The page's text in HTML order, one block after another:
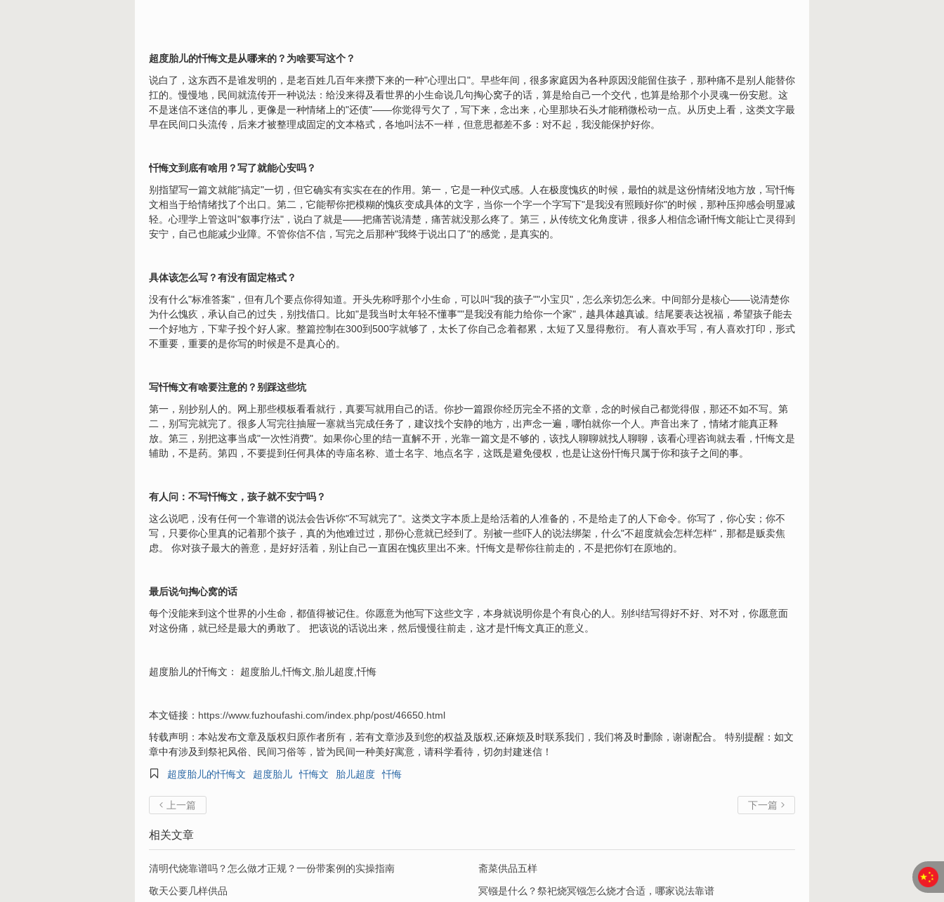
超度胎儿的忏悔文是从哪来的？为啥要写这个？
说白了，这东西不是谁发明的，是老百姓几百年来攒下来的一种"心理出口"。早些年间，很多家庭因为各种原因没能留住孩子，那种痛不是别人能替你
扛的。慢慢地，民间就流传开一种说法：给没来得及看世界的小生命说几句掏心窝子的话，算是给自己一个交代，也算是给那个小灵魂一份安慰。这
不是迷信不迷信的事儿，更像是一种情绪上的"还债"——你觉得亏欠了，写下来，念出来，心里那块石头才能稍微松动一点。从历史上看，这类文字最
早在民间口头流传，后来才被整理成固定的文本格式，各地叫法不一样，但意思都差不多：对不起，我没能保护好你。
忏悔文到底有啥用？写了就能心安吗？
别指望写一篇文就能"搞定"一切，但它确实有实实在在的作用。第一，它是一种仪式感。人在极度愧疚的时候，最怕的就是这份情绪没地方放，写忏悔
文相当于给情绪找了个出口。第二，它能帮你把模糊的愧疚变成具体的文字，当你一个字一个字写下"是我没有照顾好你"的时候，那种压抑感会明显减
轻。心理学上管这叫"叙事疗法"，说白了就是——把痛苦说清楚，痛苦就没那么疼了。第三，从传统文化角度讲，很多人相信念诵忏悔文能让亡灵得到
安宁，自己也能减少业障。不管你信不信，写完之后那种"我终于说出口了"的感觉，是真实的。
具体该怎么写？有没有固定格式？
没有什么"标准答案"，但有几个要点你得知道。开头先称呼那个小生命，可以叫"我的孩子""小宝贝"，怎么亲切怎么来。中间部分是核心——说清楚你
为什么愧疚，承认自己的过失，别找借口。比如"是我当时太年轻不懂事""是我没有能力给你一个家"，越具体越真诚。结尾要表达祝福，希望孩子能去
一个好地方，下辈子投个好人家。整篇控制在300到500字就够了，太长了你自己念着都累，太短了又显得敷衍。 有人喜欢手写，有人喜欢打印，形式
不重要，重要的是你写的时候是不是真心的。
写忏悔文有啥要注意的？别踩这些坑
第一，别抄别人的。网上那些模板看看就行，真要写就用自己的话。你抄一篇跟你经历完全不搭的文章，念的时候自己都觉得假，那还不如不写。第
二，别写完就完了。很多人写完往抽屉一塞就当完成任务了，建议找个安静的地方，出声念一遍，哪怕就你一个人。声音出来了，情绪才能真正释
放。第三，别把这事当成"一次性消费"。如果你心里的结一直解不开，光靠一篇文是不够的，该找人聊聊就找人聊聊，该看心理咨询就去看，忏悔文是
辅助，不是药。第四，不要提到任何具体的寺庙名称、道士名字、地点名字，这既是避免侵权，也是让这份忏悔只属于你和孩子之间的事。
有人问：不写忏悔文，孩子就不安宁吗？
这么说吧，没有任何一个靠谱的说法会告诉你"不写就完了"。这类文字本质上是给活着的人准备的，不是给走了的人下命令。你写了，你心安；你不
写，只要你心里真的记着那个孩子，真的为他难过过，那份心意就已经到了。别被一些吓人的说法绑架，什么"不超度就会怎样怎样"，那都是贩卖焦
虑。 你对孩子最大的善意，是好好活着，别让自己一直困在愧疚里出不来。忏悔文是帮你往前走的，不是把你钉在原地的。
最后说句掏心窝的话
每个没能来到这个世界的小生命，都值得被记住。你愿意为他写下这些文字，本身就说明你是个有良心的人。别纠结写得好不好、对不对，你愿意面
对这份痛，就已经是最大的勇敢了。 把该说的话说出来，然后慢慢往前走，这才是忏悔文真正的意义。
超度胎儿的忏悔文： 超度胎儿,忏悔文,胎儿超度,忏悔
本文链接： https://www.fuzhoufashi.com/index.php/post/46650.html
转载声明：本站发布文章及版权归原作者所有，若有文章涉及到您的权益及版权,还麻烦及时联系我们，我们将及时删除，谢谢配合。 特别提醒：如文
章中有涉及到祭祀风俗、民间习俗等，皆为民间一种美好寓意，请科学看待，切勿封建迷信！

超度胎儿的忏悔文 超度胎儿 忏悔文 胎儿超度 忏悔
 上一篇 下一篇 
相关文章
清明代烧靠谱吗？怎么做才正规？一份带案例的实操指南
斋菜供品五样
敬天公要几样供品
冥镪是什么？祭祀烧冥镪怎么烧才合适，哪家说法靠谱